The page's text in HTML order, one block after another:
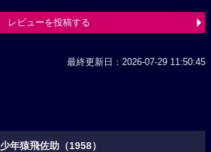
レビューを投稿する
最終更新日：2026-07-29 11:50:45
少年猿飛佐助（1958）